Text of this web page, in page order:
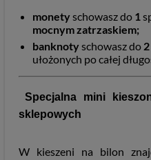
monetyschowasz do 1
mocnym zatrzaskiem;
banknotyschowasz do
ułożonych po całej
Specjalna mini
sklepowych
W kieszeni na bilon